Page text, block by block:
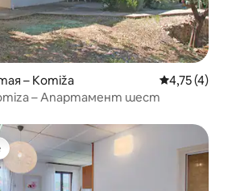
– Komiža Средна
4,75 (4)
– Апартамент шест